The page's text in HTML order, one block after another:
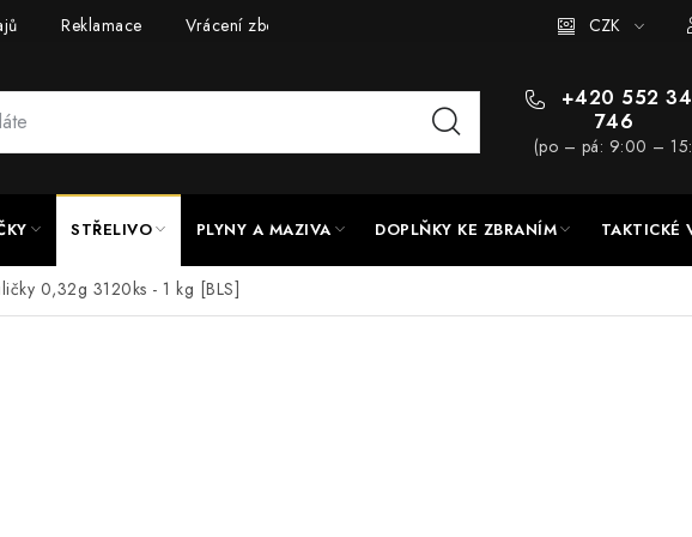
Reklamace Vrácení zboží UPGRADE a servis
CZK
+420 552
746
(po – pá: 9:00 –
STŘELIVO PLYNY A MAZIVA DOPLŇKY KE ZBRANÍM TAKTICKÉ
0,32g 3120ks - 1 kg [BLS]